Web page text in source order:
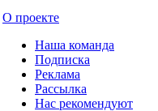
О проекте
Наша команда
Подписка
Реклама
Рассылка
Нас рекомендуют